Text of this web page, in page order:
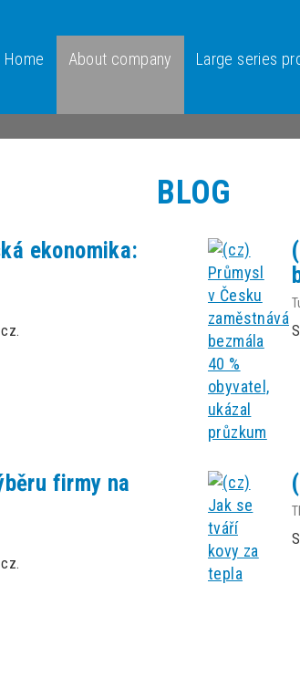
Home About company Large series
BLOG
ekonomika:
firmy na